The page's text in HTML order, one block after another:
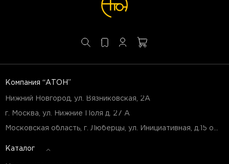
Компания “АТОН”
Нижний Новгород, ул. Вязниковская, 2А
г. Москва, ул. Нижние Поля д. 27 А
Каталог